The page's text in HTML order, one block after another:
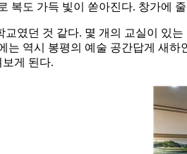
복도 가득 빛이 쏟아진다. 창가에
교였던 것 같다. 몇 개의 교실이 있
는 역시 봉평의 예술 공간답게 새
게 된다.